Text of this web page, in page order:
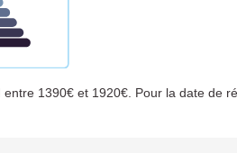
1390€ et 1920€. Pour la date de